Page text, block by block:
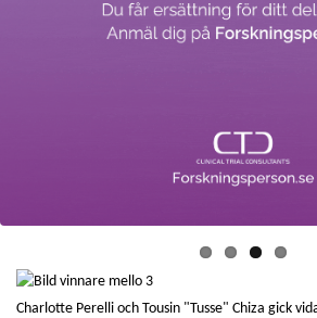
Charlotte Perelli och Tousin "Tusse" Chiza gick